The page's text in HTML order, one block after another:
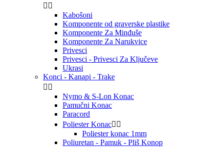
 
Kabošoni
Komponente od graverske plastike
Komponente Za Minđuše
Komponente Za Narukvice
Privesci
Privesci - Privesci Za Ključeve
Ukrasi
Konci - Kanapi - Trake
 
Nymo & S-Lon Konac
Pamučni Konac
Paracord
Poliester Konac 
Poliester konac 1mm
Poliuretan - Pamuk - Pliš Konop